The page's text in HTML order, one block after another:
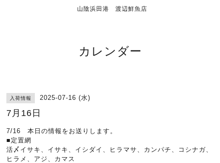
山陰浜田港 渡辺鮮魚店
カレンダー
入荷情報 2025-07-16 (水)
7月16日
7/16 本日の情報をお送りします。
■定置網
活〆イサキ、イサキ、イシダイ、ヒラマサ、カンパチ、コシナガ、
ヒラメ、アジ、カマス